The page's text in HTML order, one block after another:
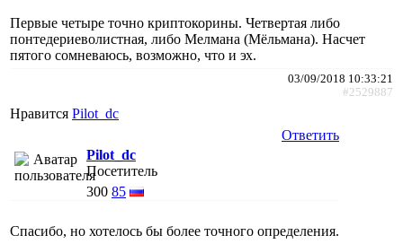
Первые четыре точно криптокорины. Четвертая либо
понтедериеволистная, либо Мелмана (Мёльмана). Насчет
пятого сомневаюсь, возможно, что и эх.
03/09/2018 10:33:21
#2529887
Нравится Pilot_dc
Ответить
Pilot_dc
Посетитель
300 85
Спасибо, но хотелось бы более точного определения.